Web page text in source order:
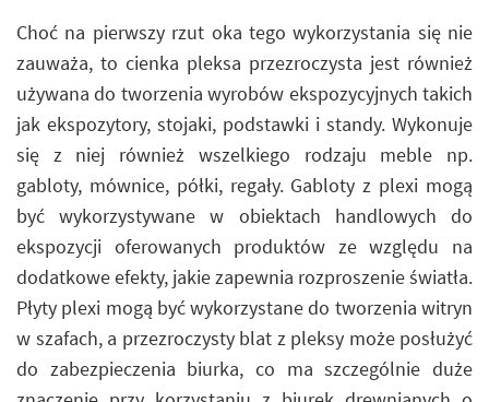
Choć na pierwszy rzut oka tego wykorzystania się nie
zauważa, to cienka pleksa przezroczysta jest również
używana do tworzenia wyrobów ekspozycyjnych takich
jak ekspozytory, stojaki, podstawki i standy. Wykonuje
się z niej również wszelkiego rodzaju meble np.
gabloty, mównice, półki, regały. Gabloty z plexi mogą
być wykorzystywane w obiektach handlowych do
ekspozycji oferowanych produktów ze względu na
dodatkowe efekty, jakie zapewnia rozproszenie światła.
Płyty plexi mogą być wykorzystane do tworzenia witryn
w szafach, a przezroczysty blat z pleksy może posłużyć
do zabezpieczenia biurka, co ma szczególnie duże